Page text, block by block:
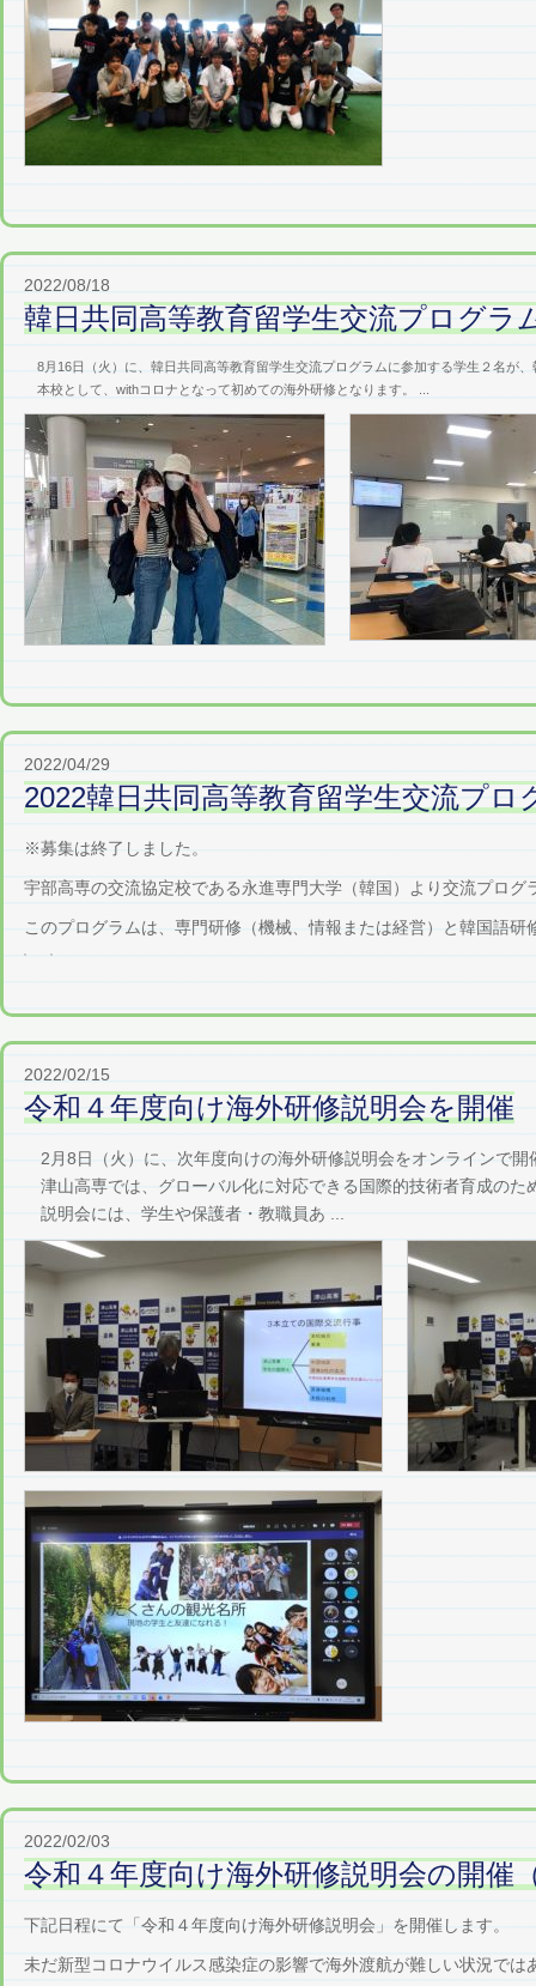
2022/08/18
韓日共同高等教育留学生交流プログラ
8月16日（火）に、韓日共同高等教育留学生交流プログラムに参加する学生２名が
本校として、withコロナとなって初めての海外研修となります。 ...
2022/04/29
2022韓日共同高等教育留学生交流プロ
※募集は終了しました。
宇部高専の交流協定校である永進専門大学（韓国）より交流プロ
このプログラムは、専門研修（機械、情報または経営）と韓国語研
2022/02/15
令和４年度向け海外研修説明会を開催
2月8日（火）に、次年度向けの海外研修説明会をオンラインで開
津山高専では、グローバル化に対応できる国際的技術者育成のた
説明会には、学生や保護者・教職員あ ...
2022/02/03
令和４年度向け海外研修説明会の開催
下記日程にて「令和４年度向け海外研修説明会」を開催します。
未だ新型コロナウイルス感染症の影響で海外渡航が難しい状況では